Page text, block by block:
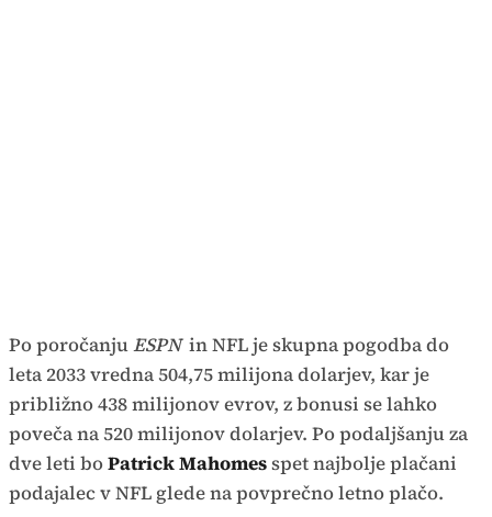
Po poročanjuESPN in NFL je skupna pogodba do
leta 2033 vredna 504,75 milijona dolarjev, kar je
približno 438 milijonov evrov, z bonusi se lahko
poveča na 520 milijonov dolarjev. Po podaljšanju za
dve leti boPatrick Mahomesspet najbolje plačani
podajalec v NFL glede na povprečno letno plačo.